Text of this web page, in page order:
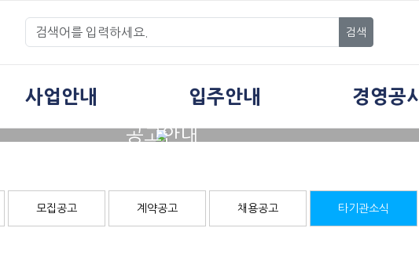
검색
사업안내 입주안내 경영공시
공고안내
모집공고 계약공고 채용공고 타기관소식